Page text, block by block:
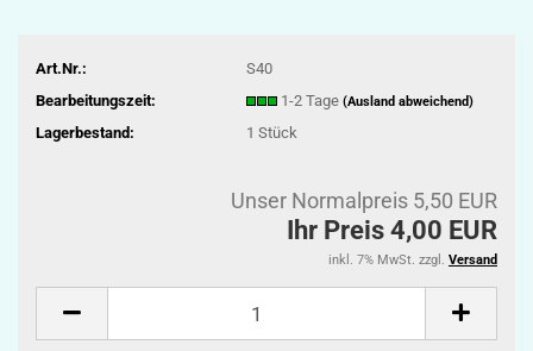
Art.Nr.:
S40
Bearbeitungszeit:
1-2 Tage (Ausland abweichend)
Lagerbestand: 1 Stück
Unser Normalpreis 5,50 EUR
Ihr Preis 4,00 EUR
inkl. 7% MwSt. zzgl. Versand